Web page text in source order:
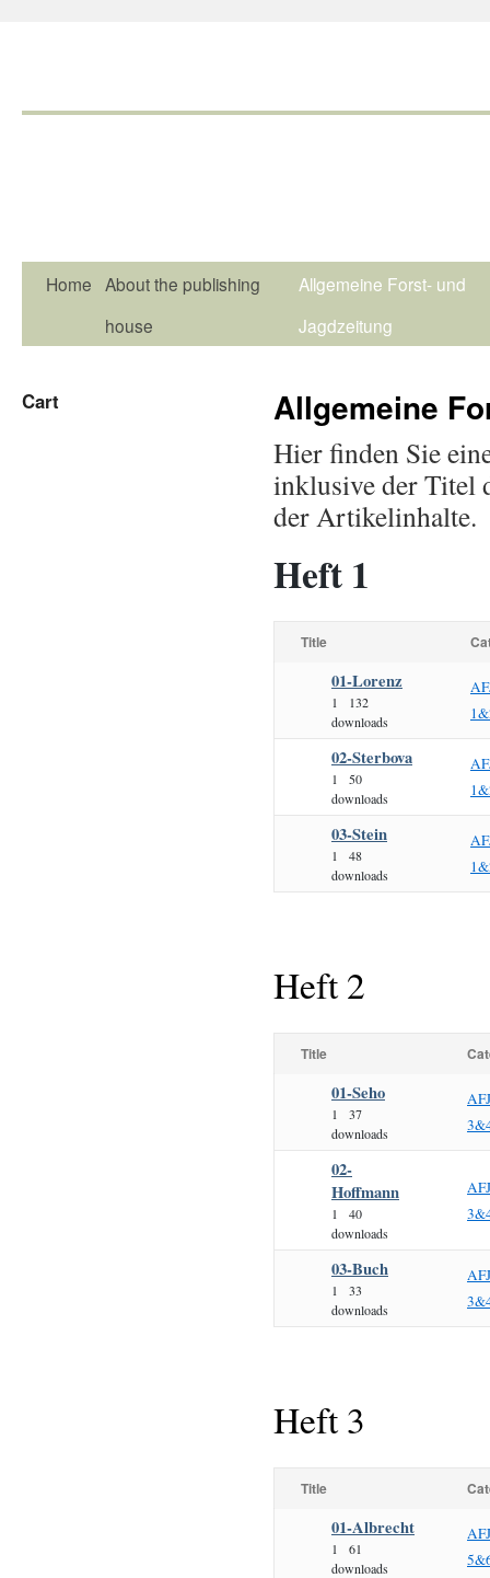
Home About the publishing
house
Allgemeine Forst- und
Jagdzeitung
Allgemeine
Hier finden Sie
inklusive der Titel
der Artikelinhalte.
Heft 1
Title
01-Lorenz
1
132
downloads
02-Sterbova
1
50
downloads
03-Stein
1
48
downloads
Heft 2
Title
01-Seho
1
37
downloads
02-
Hoffmann
1
40
downloads
03-Buch
1
33
downloads
Heft 3
Title
01-Albrecht
1
61
downloads
Cart